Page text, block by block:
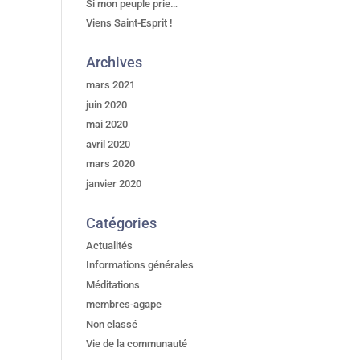
Si mon peuple prie…
Viens Saint-Esprit !
Archives
mars 2021
juin 2020
mai 2020
avril 2020
mars 2020
janvier 2020
Catégories
Actualités
Informations générales
Méditations
membres-agape
Non classé
Vie de la communauté